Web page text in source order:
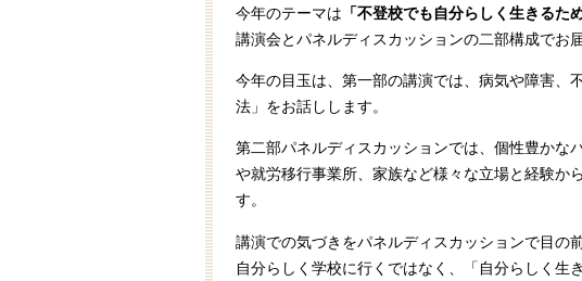
今年のテーマは 「不登校でも自分らしく生きるた
講演会とパネルディスカッションの二部構成でお届
今年の目玉は、第一部の講演では、病気や障害、
法」をお話しします。
第二部パネルディスカッションでは、個性豊かな
や就労移行事業所、家族など様々な立場と経験か
す。
講演での気づきをパネルディスカッションで目の
自分らしく学校に行くではなく、「自分らしく生